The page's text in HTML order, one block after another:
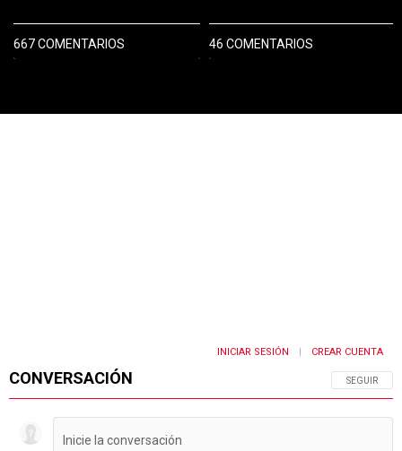
667 COMENTARIOS 46 COMENTARIOS
CONVERSACIÓN SIGA ESTA
SEGUIR
INICIAR SESIÓN CREAR CUENTA